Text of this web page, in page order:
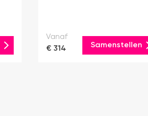
Vanaf
€ 314
Samenstellen